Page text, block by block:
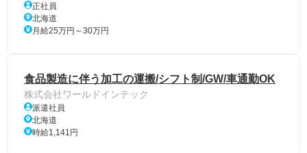
正社員
北海道
月給25万円～30万円
食品製造に伴う加工の運搬/シフト制/GW/車通勤OK
株式会社ワールドインテック
派遣社員
北海道
時給1,141円